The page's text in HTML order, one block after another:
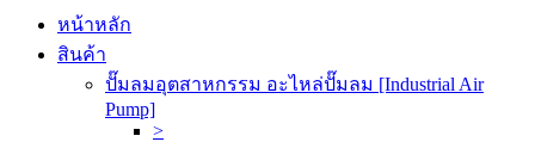
หน้าหลัก
สินค้า
ปั๊มลมอุตสาหกรรม อะไหล่ปั๊มลม [Industrial Air
Pump]
>